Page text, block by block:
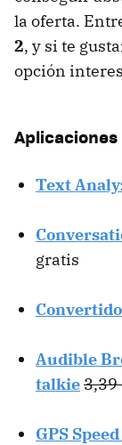
la oferta.
2, y si te
opción
Aplicaciones
Text
gratis
Audible
talkie3,39
GPS